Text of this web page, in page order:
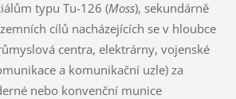
typu Tu-126 (Moss), sekundárně
cílů nacházejících se v hloubce
centra, elektrárny, vojenské
a komunikační uzle) za
nebo konvenční munice